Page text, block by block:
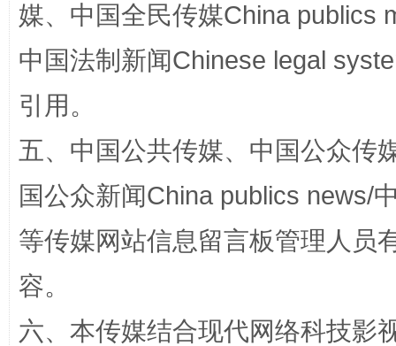
媒、中国全民传媒China publics
中国法制新闻Chinese legal
引用。
五、中国公共传媒、中国公众传
国公众新闻China publics news/
等传媒网站信息留言板管理人员
容。
六、本传媒结合现代网络科技影